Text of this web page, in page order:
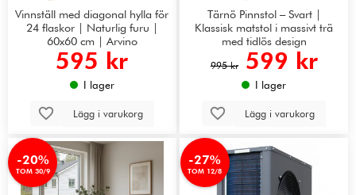
Vinnställ med diagonal hylla för
24 flaskor | Naturlig furu |
60x60 cm | Arvino
595 kr
I lager
Lägg i varukorg
Tärnö Pinnstol – Svart |
Klassisk matstol i massivt trä
med tidlös design
995 kr 599 kr
I lager
Lägg i varukorg
-20%
TOM 30/9
-27%
TOM 12/8